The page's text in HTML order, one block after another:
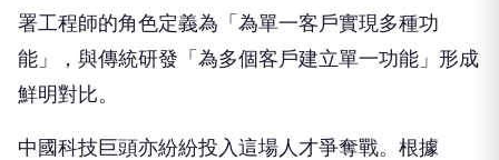
署工程師的角色定義為「為單一客戶實現多種功
能」，與傳統研發「為多個客戶建立單一功能」形成
鮮明對比。
中國科技巨頭亦紛紛投入這場人才爭奪戰。根據